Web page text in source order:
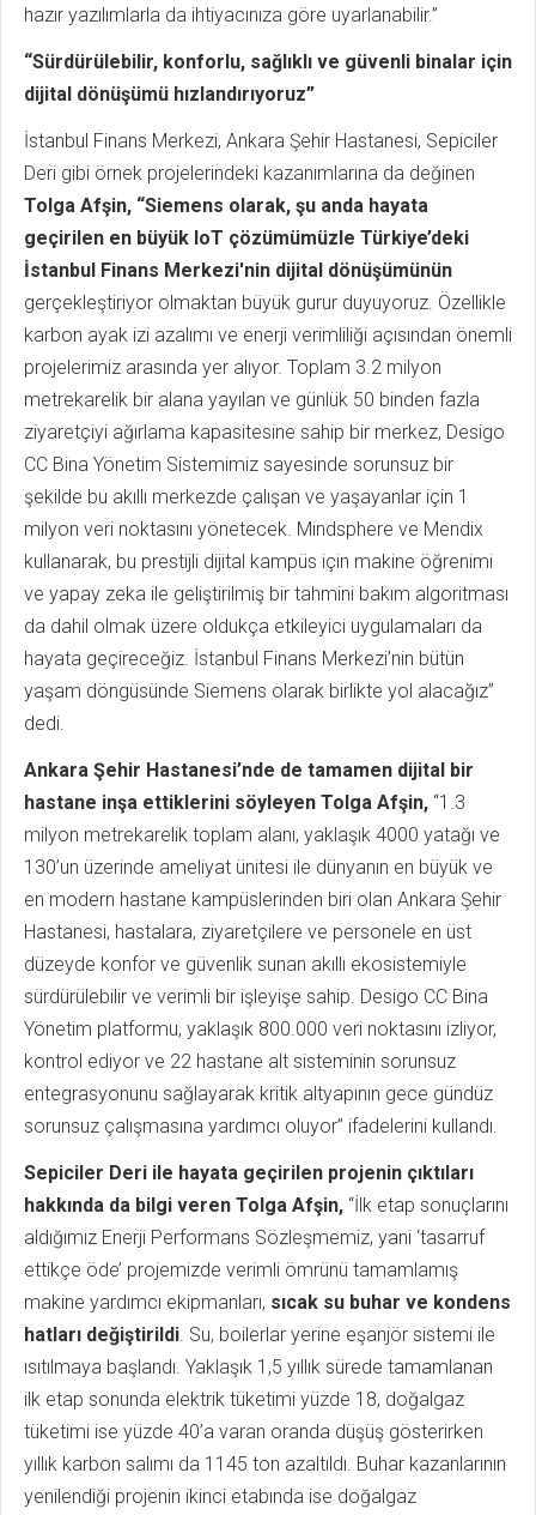
hazır yazılımlarla da ihtiyacınıza göre uyarlanabilir.”
“Sürdürülebilir, konforlu, sağlıklı ve güvenli binalar için
dijital dönüşümü hızlandırıyoruz”
İstanbul Finans Merkezi, Ankara Şehir Hastanesi, Sepiciler
Deri gibi örnek projelerindeki kazanımlarına da değinen
Tolga Afşin, “Siemens olarak, şu anda hayata
geçirilen en büyük IoT çözümümüzle Türkiye’deki
İstanbul Finans Merkezi'nin dijital dönüşümünün
gerçekleştiriyor olmaktan büyük gurur duyuyoruz. Özellikle
karbon ayak izi azalımı ve enerji verimliliği açısından önemli
projelerimiz arasında yer alıyor. Toplam 3.2 milyon
metrekarelik bir alana yayılan ve günlük 50 binden fazla
ziyaretçiyi ağırlama kapasitesine sahip bir merkez, Desigo
CC Bina Yönetim Sistemimiz sayesinde sorunsuz bir
şekilde bu akıllı merkezde çalışan ve yaşayanlar için 1
milyon veri noktasını yönetecek. Mindsphere ve Mendix
kullanarak, bu prestijli dijital kampüs için makine öğrenimi
ve yapay zeka ile geliştirilmiş bir tahmini bakım algoritması
da dahil olmak üzere oldukça etkileyici uygulamaları da
hayata geçireceğiz. İstanbul Finans Merkezi’nin bütün
yaşam döngüsünde Siemens olarak birlikte yol alacağız”
dedi.
Ankara Şehir Hastanesi’nde de tamamen dijital bir
hastane inşa ettiklerini söyleyen Tolga Afşin, “1.3
milyon metrekarelik toplam alanı, yaklaşık 4000 yatağı ve
130’un üzerinde ameliyat ünitesi ile dünyanın en büyük ve
en modern hastane kampüslerinden biri olan Ankara Şehir
Hastanesi, hastalara, ziyaretçilere ve personele en üst
düzeyde konfor ve güvenlik sunan akıllı ekosistemiyle
sürdürülebilir ve verimli bir işleyişe sahip. Desigo CC Bina
Yönetim platformu, yaklaşık 800.000 veri noktasını izliyor,
kontrol ediyor ve 22 hastane alt sisteminin sorunsuz
entegrasyonunu sağlayarak kritik altyapının gece gündüz
sorunsuz çalışmasına yardımcı oluyor” ifadelerini kullandı.
Sepiciler Deri ile hayata geçirilen projenin çıktıları
hakkında da bilgi veren Tolga Afşin, “İlk etap sonuçlarını
aldığımız Enerji Performans Sözleşmemiz, yani ‘tasarruf
ettikçe öde’ projemizde verimli ömrünü tamamlamış
makine yardımcı ekipmanları, sıcak su buhar ve kondens
hatları değiştirildi. Su, boilerlar yerine eşanjör sistemi ile
ısıtılmaya başlandı. Yaklaşık 1,5 yıllık sürede tamamlanan
ilk etap sonunda elektrik tüketimi yüzde 18, doğalgaz
tüketimi ise yüzde 40’a varan oranda düşüş gösterirken
yıllık karbon salımı da 1145 ton azaltıldı. Buhar kazanlarının
yenilendiği projenin ikinci etabında ise doğalgaz